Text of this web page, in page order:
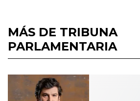
MÁS DE TRIBUNA
PARLAMENTARIA